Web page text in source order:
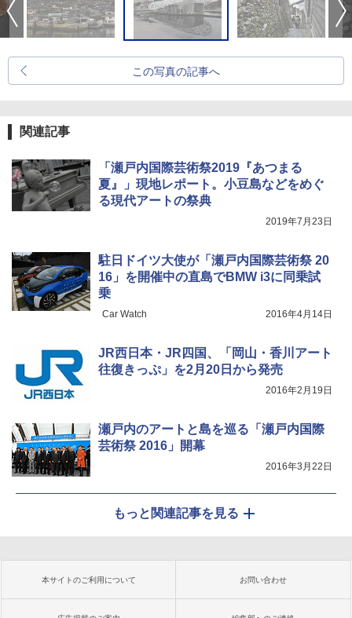
この写真の記事へ
関連記事
「瀬戸内国際芸術祭2019『あつまる
夏』」現地レポート。小豆島などをめぐ
る現代アートの祭典
2019年7月23日
駐日ドイツ大使が「瀬戸内国際芸術祭 20
16」を開催中の直島でBMW i3に同乗試
乗
Car Watch 2016年4月14日
JR西日本・JR四国、「岡山・香川アート
往復きっぷ」を2月20日から発売
2016年2月19日
瀬戸内のアートと島を巡る「瀬戸内国際
芸術祭 2016」開幕
2016年3月22日
もっと関連記事を見る
本サイトのご利用について お問い合わせ